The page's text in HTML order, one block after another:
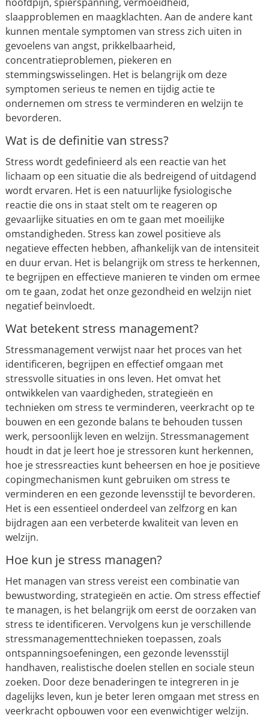
slaapproblemen en maagklachten. Aan de andere kant
kunnen mentale symptomen van stress zich uiten in
gevoelens van angst, prikkelbaarheid,
concentratieproblemen, piekeren en
stemmingswisselingen. Het is belangrijk om deze
symptomen serieus te nemen en tijdig actie te
ondernemen om stress te verminderen en welzijn te
bevorderen.
Wat is de definitie van stress?
Stress wordt gedefinieerd als een reactie van het
lichaam op een situatie die als bedreigend of uitdagend
wordt ervaren. Het is een natuurlijke fysiologische
reactie die ons in staat stelt om te reageren op
gevaarlijke situaties en om te gaan met moeilijke
omstandigheden. Stress kan zowel positieve als
negatieve effecten hebben, afhankelijk van de intensiteit
en duur ervan. Het is belangrijk om stress te herkennen,
te begrijpen en effectieve manieren te vinden om ermee
om te gaan, zodat het onze gezondheid en welzijn niet
negatief beïnvloedt.
Wat betekent stress management?
Stressmanagement verwijst naar het proces van het
identificeren, begrijpen en effectief omgaan met
stressvolle situaties in ons leven. Het omvat het
ontwikkelen van vaardigheden, strategieën en
technieken om stress te verminderen, veerkracht op te
bouwen en een gezonde balans te behouden tussen
werk, persoonlijk leven en welzijn. Stressmanagement
houdt in dat je leert hoe je stressoren kunt herkennen,
hoe je stressreacties kunt beheersen en hoe je positieve
copingmechanismen kunt gebruiken om stress te
verminderen en een gezonde levensstijl te bevorderen.
Het is een essentieel onderdeel van zelfzorg en kan
bijdragen aan een verbeterde kwaliteit van leven en
welzijn.
Hoe kun je stress managen?
Het managen van stress vereist een combinatie van
bewustwording, strategieën en actie. Om stress effectief
te managen, is het belangrijk om eerst de oorzaken van
stress te identificeren. Vervolgens kun je verschillende
stressmanagementtechnieken toepassen, zoals
ontspanningsoefeningen, een gezonde levensstijl
handhaven, realistische doelen stellen en sociale steun
zoeken. Door deze benaderingen te integreren in je
dagelijks leven, kun je beter leren omgaan met stress en
veerkracht opbouwen voor een evenwichtiger welzijn.